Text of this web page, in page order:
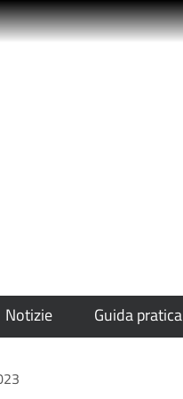
Notizie Guida pratica